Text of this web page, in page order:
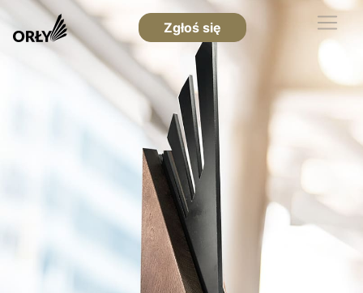
Zgłoś się